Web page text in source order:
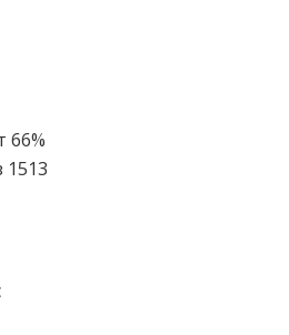
66%
1513